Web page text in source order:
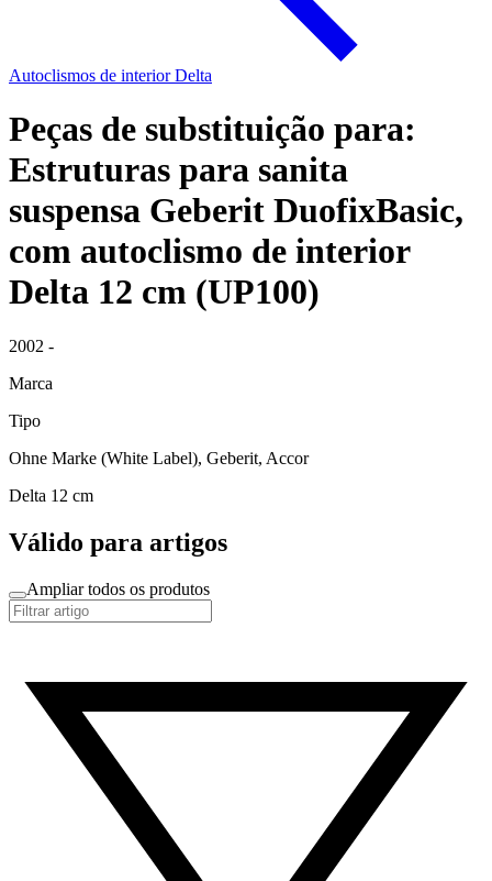
Autoclismos de interior Delta
Peças de substituição para:
Estruturas para sanita
suspensa Geberit DuofixBasic,
com autoclismo de interior
Delta 12 cm (UP100)
2002 -
Marca
Tipo
Ohne Marke (White Label), Geberit, Accor
Delta 12 cm
Válido para artigos
Ampliar todos os produtos